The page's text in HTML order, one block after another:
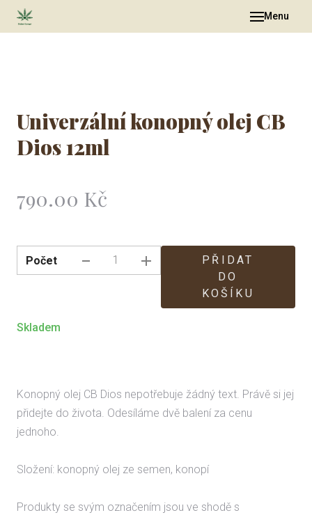
Menu
O
Univerzální konopný olej CB
Dios 12ml
Cena:
790.00 Kč
Počet
PŘIDAT
DO
KOŠÍKU
Skladem
Konopný olej CB Dios nepotřebuje žádný text. Právě si jej
přidejte do života. Odesíláme dvě balení za cenu
jednoho.
Složení: konopný olej ze semen, konopí
Produkty se svým označením jsou ve shodě s